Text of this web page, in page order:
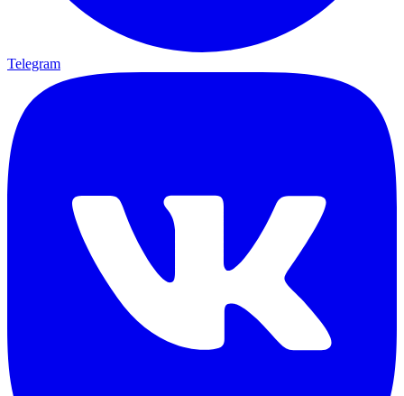
Telegram